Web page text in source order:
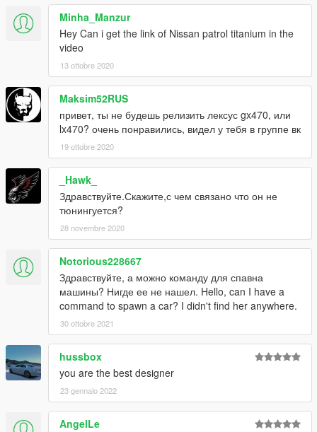
Minha_Manzur
Hey Can i get the link of Nissan patrol titanium in the
video
13 ottobre 2020
Maksim52RUS
привет, ты не будешь релизить лексус gx470, или
lx470? очень понравились, видел у тебя в группе вк
19 ottobre 2020
_Hawk_
Здравствуйте.Скажите,с чем связано что он не
тюнингуется?
28 novembre 2020
Notorious228667
Здравствуйте, а можно команду для спавна
машины? Нигде ее не нашел. Hello, can I have a
command to spawn a car? I didn't find her anywhere.
30 ottobre 2021
hussbox
you are the best designer
23 gennaio 2022
AngelLe